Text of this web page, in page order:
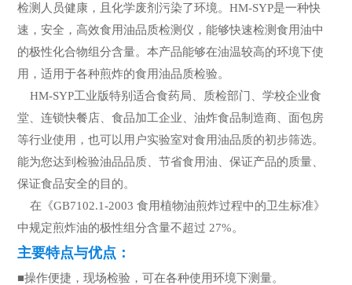
检测人员健康，且化学废剂污染了环境。HM-SYP是一种快
速，安全，高效食用油品质检测仪，能够快速检测食用油中
的极性化合物组分含量。本产品能够在油温较高的环境下使
用，适用于各种煎炸的食用油品质检验。
HM-SYP工业版特别适合食药局、质检部门、学校企业食
堂、连锁快餐店、食品加工企业、油炸食品制造商、面包房
等行业使用，也可以用户实验室对食用油品质的初步筛选。
能为您达到检验油品品质、节省食用油、保证产品的质量、
保证食品安全的目的。
在《GB7102.1-2003 食用植物油煎炸过程中的卫生标准》
中规定煎炸油的极性组分含量不超过 27%。
主要特点与优点：
■操作便捷，现场检验，可在各种使用环境下测量。